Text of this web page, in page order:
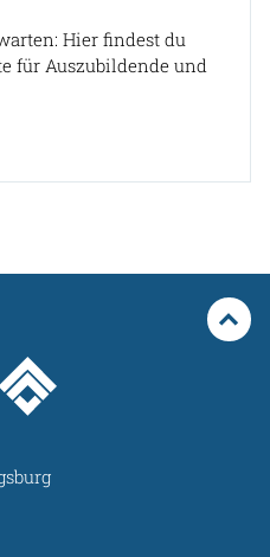
Hier findest du
für Auszubildende und